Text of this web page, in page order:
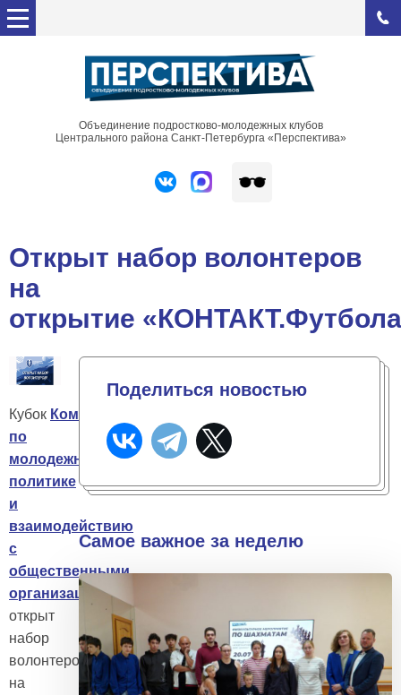
Объединение подростково-молодежных клубов
Центрального района Санкт-Петербурга «Перспектива»
Открыт набор волонтеров
на
открытие
Кубок Комитета
по
молодежной
политике
и
взаимодействию
с
общественными
организациями
открыт
набор
волонтеров
на
Поделиться новостью
Самое важное за неделю